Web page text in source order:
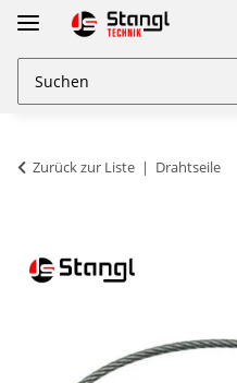
Zurück zur Liste Drahtseile